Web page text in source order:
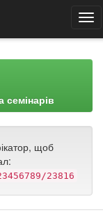
семінарів
щоб
23816